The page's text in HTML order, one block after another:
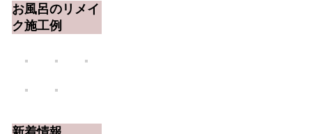
お風呂のリメイ
ク施工例